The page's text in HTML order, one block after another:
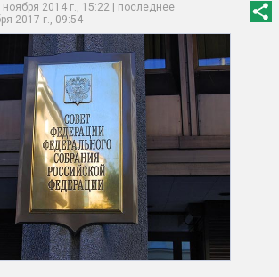
2014 г., 15:22 | последнее
2017 г., 09:54